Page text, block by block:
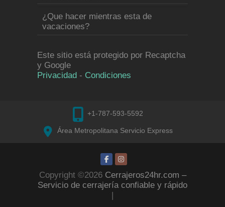
¿Que hacer mientras esta de
vacaciones?
Este sitio está protegido por Recaptcha
y Google
Privacidad - Condiciones
+1-787-593-5592
Área Metropolitana Servicio Express
Copyright ©2026 Cerrajeros24hr.com –
Servicio de cerrajería confiable y rápido
|